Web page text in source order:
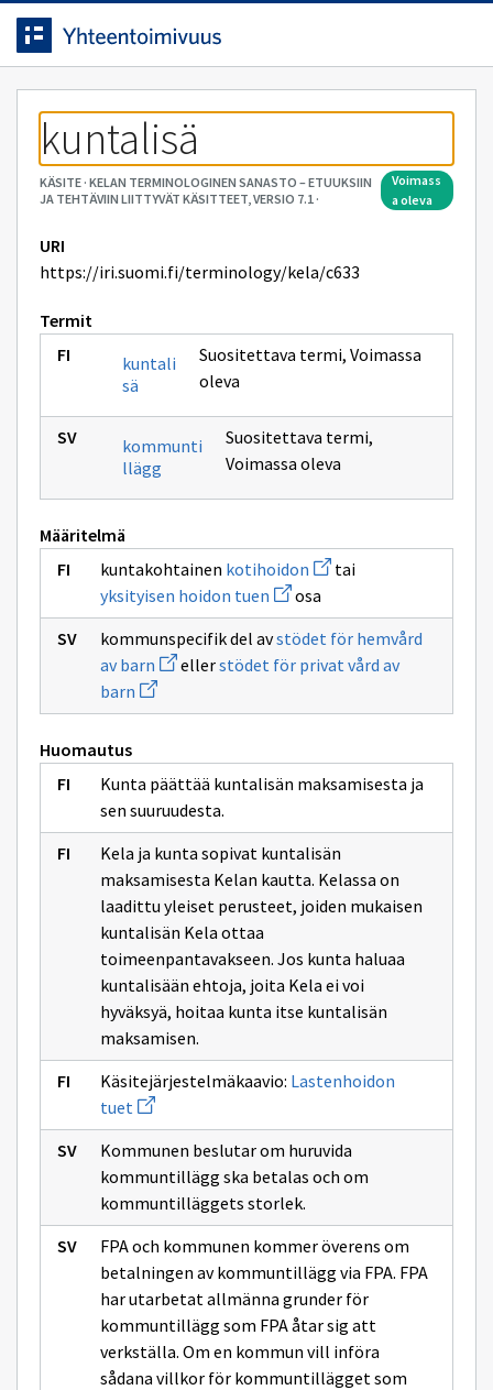
Siirrytty
sivulle
Siirry suoraan sisältöön.
kuntalisä
KÄSITE· KELAN TERMINOLOGINEN SANASTO – ETUUKSIIN
JA TEHTÄVIIN LIITTYVÄT KÄSITTEET, VERSIO 7.1·
voimass
a oleva
URI
https://iri.suomi.fi/terminology/kela/c633
Termit
kuntali
sä
Suositettava termi,Voimassa
oleva
kommunti
llägg
Suositettava termi,
Voimassa oleva
Määritelmä
kuntakohtainen kotihoidon Avaa
uuden
ikkunan
sivulle
kotihoidon
tai
yksityisen hoidon tuen Avaa
uuden
ikkunan
sivulle
yksityisen
hoidon
osa
kommunspecifik del avstödet för hemvård
av barn Avaa
uuden
ikkunan
sivulle
hemvård
av
barn
ellerstödet för privat vård av
barn Avaa
uuden
ikkunan
privat
vård
av
barn
Huomautus
Kunta päättää kuntalisän maksamisesta ja
sen suuruudesta.
Kela ja kunta sopivat kuntalisän
maksamisesta Kelan kautta. Kelassa on
laadittu yleiset perusteet, joiden mukaisen
kuntalisän Kela ottaa
toimeenpantavakseen. Jos kunta haluaa
kuntalisään ehtoja, joita Kela ei voi
hyväksyä, hoitaa kunta itse kuntalisän
maksamisen.
Käsitejärjestelmäkaavio: Lastenhoidon
tuet Avaa
uuden
ikkunan
sivulle
Lastenhoidon
tuet
Kommunen beslutar om huruvida
kommuntillägg ska betalas och om
kommuntilläggets storlek.
FPA och kommunen kommer överens om
betalningen av kommuntillägg via FPA. FPA
har utarbetat allmänna grunder för
kommuntillägg som FPA åtar sig att
verkställa. Om en kommun vill införa
sådana villkor för kommuntillägget som